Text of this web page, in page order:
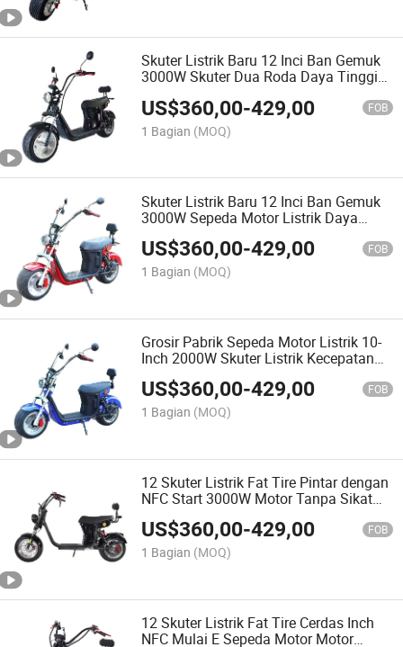
Skuter Listrik Baru 12 Inci Ban Gemuk
3000W Skuter Dua Roda Daya Tinggi
Citycoco
US$360,00-429,00 FOB
1 Bagian (MOQ)
Skuter Listrik Baru 12 Inci Ban Gemuk
3000W Sepeda Motor Listrik Daya
Tinggi 60V Skuter Baterai Lithium
Citycoco
US$360,00-429,00 FOB
1 Bagian (MOQ)
Grosir Pabrik Sepeda Motor Listrik 10-
Inch 2000W Skuter Listrik Kecepatan
Tinggi Ban Gemuk Citycoco
US$360,00-429,00 FOB
1 Bagian (MOQ)
12 Skuter Listrik Fat Tire Pintar dengan
NFC Start 3000W Motor Tanpa Sikat
40ah Baterai Lithium Tahan Air
Citycoco
US$360,00-429,00 FOB
1 Bagian (MOQ)
12 Skuter Listrik Fat Tire Cerdas Inch
NFC Mulai E Sepeda Motor Motor